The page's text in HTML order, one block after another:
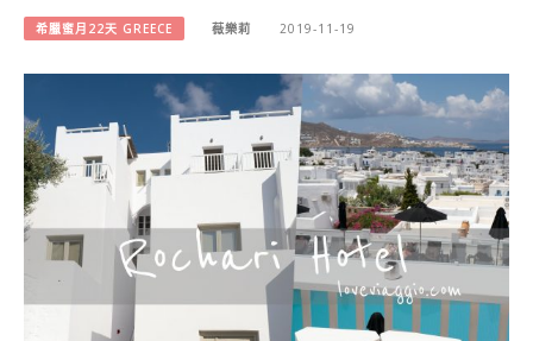
希臘蜜月22天 GREECE 薇樂莉 2019-11-19